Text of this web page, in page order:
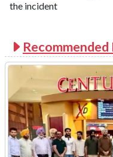
the incident
Recommended